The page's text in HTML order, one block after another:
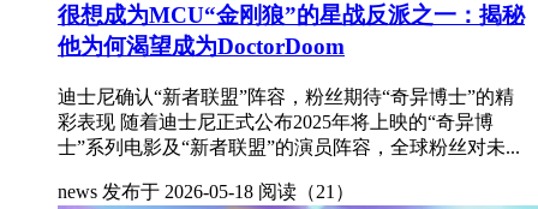
很想成为MCU“金刚狼”的星战反派之一：揭秘
他为何渴望成为DoctorDoom
迪士尼确认“新者联盟”阵容，粉丝期待“奇异博士”的精
彩表现 随着迪士尼正式公布2025年将上映的“奇异博
士”系列电影及“新者联盟”的演员阵容，全球粉丝对未...
news 发布于 2026-05-18 阅读（21）